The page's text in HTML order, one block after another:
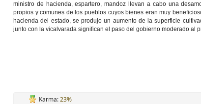
ministro de hacienda, espartero, mandoz llevan a cabo una
propios y comunes de los pueblos cuyos bienes eran muy
hacienda del estado, se produjo un aumento de la superficie
junto con la vicalvarada significan el paso del gobierno moderado al
Karma:23%